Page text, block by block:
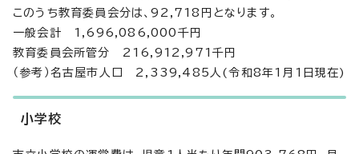
このうち教育委員会分は、92,718円となります。
一般会計 1,696,086,000千円
教育委員会所管分 216,912,971千円
（参考）名古屋市人口 2,339,485人(令和8年1月1日現在)
小学校